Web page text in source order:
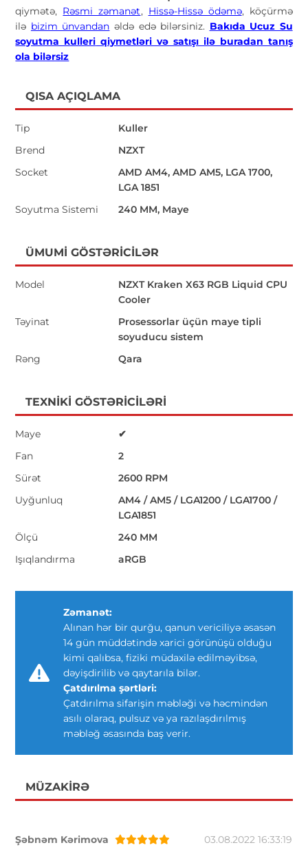
qiymətə, Rəsmi zəmanət, Hissə-Hissə ödəmə, köçürmə
ilə bizim ünvandan əldə edə bilərsiniz. Bakıda Ucuz Su
soyutma kulleri qiymetləri və satışı ilə buradan tanış
ola bilərsiz
QISA AÇIQLAMA
Tip
Kuller
Brend
NZXT
Socket
AMD AM4, AMD AM5, LGA 1700,
LGA 1851
Soyutma Sistemi
240 MM, Maye
ÜMUMI GÖSTƏRICILƏR
Model
NZXT Kraken X63 RGB Liquid CPU
Cooler
Təyinat
Prosessorlar üçün maye tipli
soyuducu sistem
Rəng
Qara
TEXNIKI GÖSTƏRICILƏRI
Maye
✔
Fan
2
Sürət
2600 RPM
Uyğunluq
AM4 / AM5 / LGA1200 / LGA1700 /
LGA1851
Ölçü
240 MM
Işıqlandırma
aRGB
Zəmanət:
Alınan hər bir qurğu, qanun vericiliyə əsasən
14 gün müddətində xarici görünüşü olduğu
kimi qalıbsa, fiziki müdaxilə edilməyibsə,
dəyişdirilib və qaytarıla bilər.
Çatdırılma şərtləri:
Çatdırılma sifarişin məbləği və həcmindən
asılı olaraq, pulsuz və ya razılaşdırılmış
məbləğ əsasında baş verir.
MÜZAKIRƏ
Şəbnəm Kərimova
03.08.2022 16:33:19